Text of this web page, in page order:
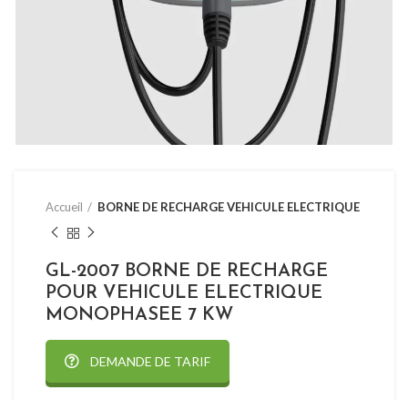
Accueil BORNE DE RECHARGE VEHICULE ELECTRIQUE
GL-2007 BORNE DE RECHARGE
POUR VEHICULE ELECTRIQUE
MONOPHASEE 7 KW
DEMANDE DE TARIF